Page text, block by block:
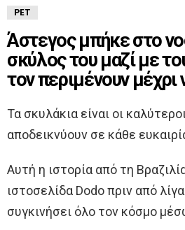
PET
Άστεγος μπήκε στο
σκύλος του μαζί με
τον περιμένουν μέχρι
Τα σκυλάκια είναι οι
αποδεικνύουν σε κάθε
Αυτή η ιστορία από τη
ιστοσελίδα Dodo πριν από
συγκινήσει όλο τον κόσμο